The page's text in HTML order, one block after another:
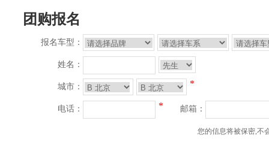
团购报名
报名车型：
姓名：
城市： *
电话： * 邮箱：
您的信息将被保密,不